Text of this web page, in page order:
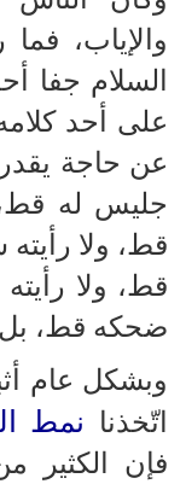
والإياب،
السلام جفا
على أحد
عن حاجة يقدر
جليس له
قط، ولا
قط، ولا
ضحكه قط، بل
وبشكل عام
اتّخذنا نمط
فإن الكثير